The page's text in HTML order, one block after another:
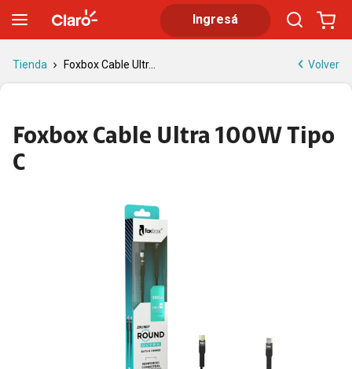
Ingresá
Tienda Foxbox Cable Ultr... Volver
Foxbox Cable Ultra 100W Tipo
C
Foxbox Cable Ultra 100W Tipo C | Tienda Claro